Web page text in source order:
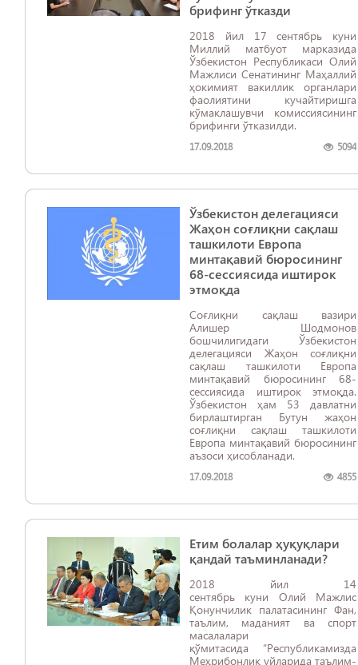
брифинг ўтказди
2018 йил 17 сентябрь куни
Миллий матбуот марказида
Ўзбекистон Республикаси Олий
Мажлиси Сенатининг Маҳаллий
ҳокимият вакиллик органлари
фаолиятини кучайтиришга
кўмаклашувчи комиссиясининг
брифинги ўтказилди.
17.09.2018 5094
Ўзбекистон делегацияси
Жаҳон соғлиқни сақлаш
ташкилоти Европа
минтақавий бюросининг
68-сессиясида иштирок
этмоқда
Соғлиқни сақлаш вазири
Алишер Шодмонов
бошчилигидаги Ўзбекистон
делегацияси Жаҳон соғлиқни
сақлаш ташкилоти Европа
минтақавий бюросининг 68-
сессиясида иштирок этмоқда.
Ўзбекистон ҳам 53 давлатни
бирлаштирган Бутун жаҳон
соғлиқни сақлаш ташкилоти
Европа минтақавий бюросининг
аъзоси ҳисобланади.
17.09.2018 4855
Етим болалар ҳуқуқлари
қандай таъминланади?
2018 йил 14
сентябрь куни Олий Мажлис
Қонунчилик палатасининг Фан,
таълим, маданият ва спорт
масалалари
қўмитасида “Республикамизда
Меҳрибонлик уйларида таълим-